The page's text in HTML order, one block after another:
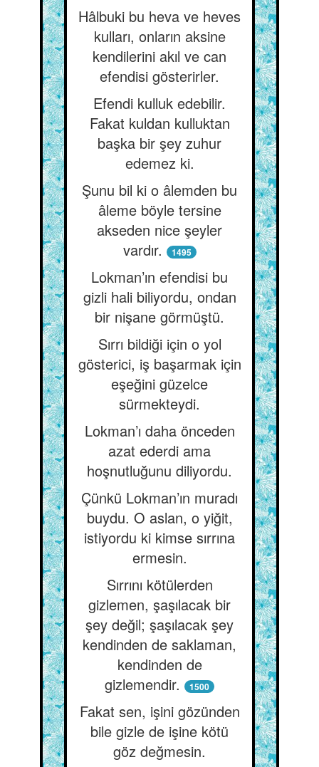
Hâlbuki bu heva ve heves
kulları, onların aksine
kendilerini akıl ve can
efendisi gösterirler.
Efendi kulluk edebilir.
Fakat kuldan kulluktan
başka bir şey zuhur
edemez ki.
Şunu bil ki o âlemden bu
âleme böyle tersine
akseden nice şeyler
vardır.
1495
Lokman’ın efendisi bu
gizli hali biliyordu, ondan
bir nişane görmüştü.
Sırrı bildiği için o yol
gösterici, iş başarmak için
eşeğini güzelce
sürmekteydi.
Lokman’ı daha önceden
azat ederdi ama
hoşnutluğunu diliyordu.
Çünkü Lokman’ın muradı
buydu. O aslan, o yiğit,
istiyordu ki kimse sırrına
ermesin.
Sırrını kötülerden
gizlemen, şaşılacak bir
şey değil; şaşılacak şey
kendinden de saklaman,
kendinden de
gizlemendir.
1500
Fakat sen, işini gözünden
bile gizle de işine kötü
göz değmesin.